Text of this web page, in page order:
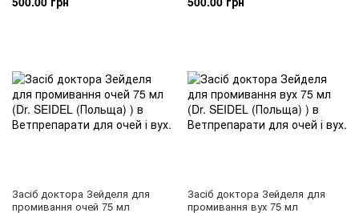
Засіб доктора Зейделя для
промивання очей 75 мл
Засіб доктора Зейделя для
промивання вух 75 мл